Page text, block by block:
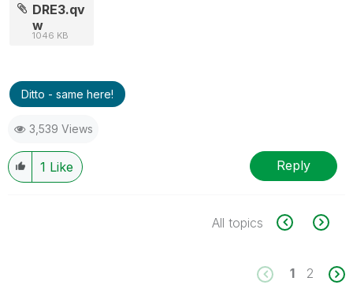
DRE3.qv
w
1046 KB
Ditto - same here!
3,539 Views
1 Like Reply
All topics
1 2